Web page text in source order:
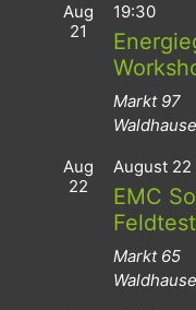
Aug
21
19:30
Markt 97
Aug
22
August 22
EMC
Feldtest
Markt 65